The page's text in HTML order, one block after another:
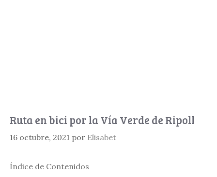
Ruta en bici por la Vía Verde de Ripoll
16 octubre, 2021 por Elisabet
Índice de Contenidos